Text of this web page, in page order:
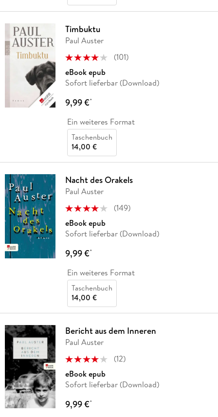
Timbuktu
Paul Auster
(101)
eBook epub
Sofort lieferbar (Download)
9,99 €*
Ein weiteres Format
Taschenbuch
14,00 €
Nacht des Orakels
Paul Auster
(149)
eBook epub
Sofort lieferbar (Download)
9,99 €*
Ein weiteres Format
Taschenbuch
14,00 €
Bericht aus dem Inneren
Paul Auster
(12)
eBook epub
Sofort lieferbar (Download)
9,99 €*